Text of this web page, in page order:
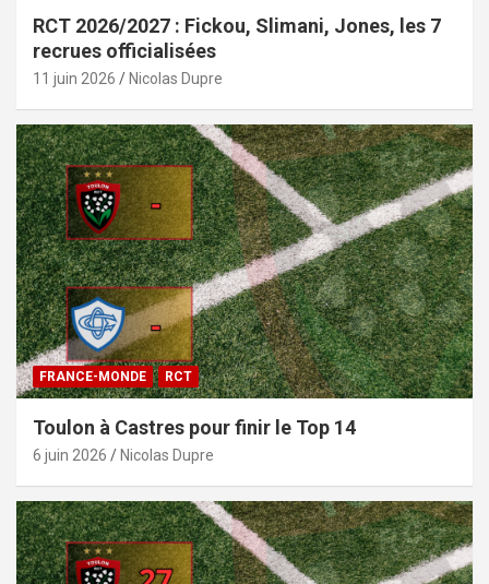
RCT 2026/2027 : Fickou, Slimani, Jones, les 7
recrues officialisées
11 juin 2026 Nicolas Dupre
FRANCE-MONDE RCT
Toulon à Castres pour finir le Top 14
6 juin 2026 Nicolas Dupre